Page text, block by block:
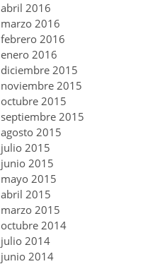
abril 2016
marzo 2016
febrero 2016
enero 2016
diciembre 2015
noviembre 2015
octubre 2015
septiembre 2015
agosto 2015
julio 2015
junio 2015
mayo 2015
abril 2015
marzo 2015
octubre 2014
julio 2014
junio 2014